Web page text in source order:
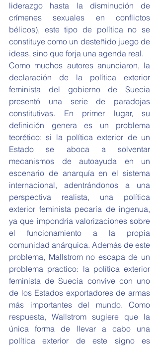
liderazgo hasta la disminución de
crímenes sexuales en conflictos
bélicos), este tipo de política no se
constituye como un desteñido juego de
ideas, sino que forja una agenda real.
Como muchos autores anunciaron, la
declaración de la política exterior
feminista del gobierno de Suecia
presentó una serie de paradojas
constitutivas. En primer lugar, su
definición genera es un problema
teorético: si la política exterior de un
Estado se aboca a solventar
mecanismos de autoayuda en un
escenario de anarquía en el sistema
internacional, adentrándonos a una
perspectiva realista, una política
exterior feminista pecaría de ingenua,
ya que impondría valorizaciones sobre
el funcionamiento a la propia
comunidad anárquica. Además de este
problema, Mallstrom no escapa de un
problema practico: la política exterior
feminista de Suecia convive con uno
de los Estados exportadores de armas
más importantes del mundo. Como
respuesta, Wallstrom sugiere que la
única forma de llevar a cabo una
política exterior de este signo es